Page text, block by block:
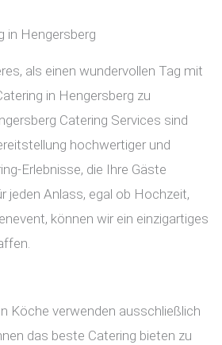
in Hengersberg
als einen wundervollen Tag mit
in Hengersberg zu
Catering Services sind
hochwertiger und
Erlebnisse, die Ihre Gäste
jeden Anlass, egal ob Hochzeit,
können wir ein einzigartiges
Köche verwenden ausschließlich
das beste Catering bieten zu